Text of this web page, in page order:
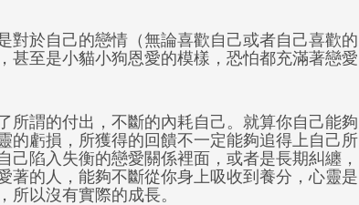
對於自己的戀情（無論喜歡自己或者自己喜歡的
甚至是小貓小狗恩愛的模樣，恐怕都充滿著戀愛
所謂的付出，不斷的內耗自己。就算你自己能夠
的虧損，所獲得的回饋不一定能夠追得上自己所
己陷入失衡的戀愛關係裡面，或者是長期糾纏，
著的人，能夠不斷從你身上吸收到養分，心靈是
以沒有實際的成長。